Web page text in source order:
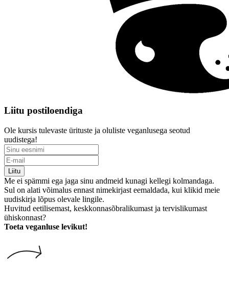
Liitu postiloendiga
Ole kursis tulevaste ürituste ja oluliste veganlusega seotud
uudistega!
Liitu
Me ei spämmi ega jaga sinu andmeid kunagi kellegi kolmandaga.
Sul on alati võimalus ennast nimekirjast eemaldada, kui klikid meie
uudiskirja lõpus olevale lingile.
Huvitud eetilisemast, keskkonnasõbralikumast ja tervislikumast
ühiskonnast?
Toeta veganluse levikut!